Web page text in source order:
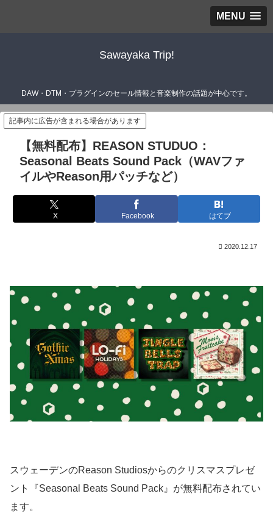
MENU
Sawayaka Trip!
DAW・DTM・プラグインのセール情報と音楽制作の話題が中心です。
記事内に広告が含まれる場合があります
【無料配布】REASON STUDUO：
Seasonal Beats Sound Pack（WAVファ
イルやReason用パッチなど）
X Facebook はてブ
2020.12.17
スウェーデンのReason Studiosからのクリスマスプレゼ
ント『Seasonal Beats Sound Pack』が無料配布されてい
ます。